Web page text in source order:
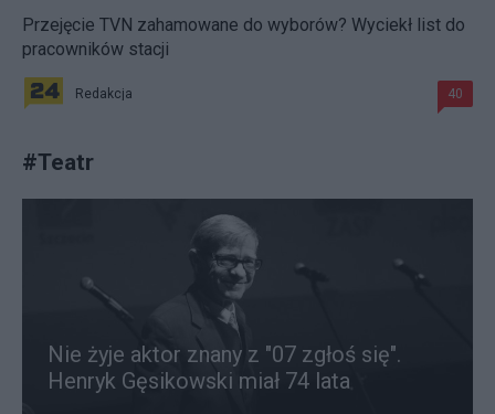
Przejęcie TVN zahamowane do wyborów? Wyciekł list do
pracowników stacji
Redakcja 40
#Teatr
Nie żyje aktor znany z "07 zgłoś się".
Henryk Gęsikowski miał 74 lata